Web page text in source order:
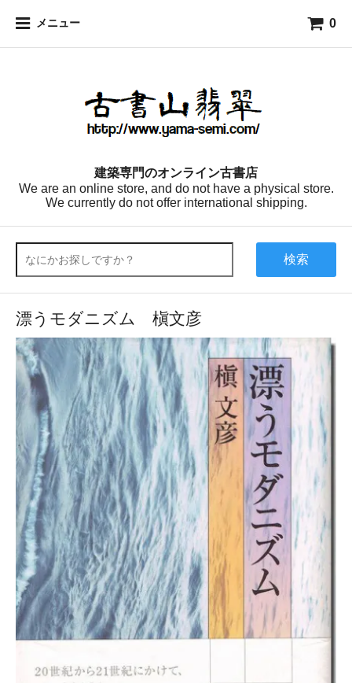
メニュー 0
建築専門のオンライン古書店
We are an online store, and do not have a physical store.
We currently do not offer international shipping.
検索
漂うモダニズム 槇文彦